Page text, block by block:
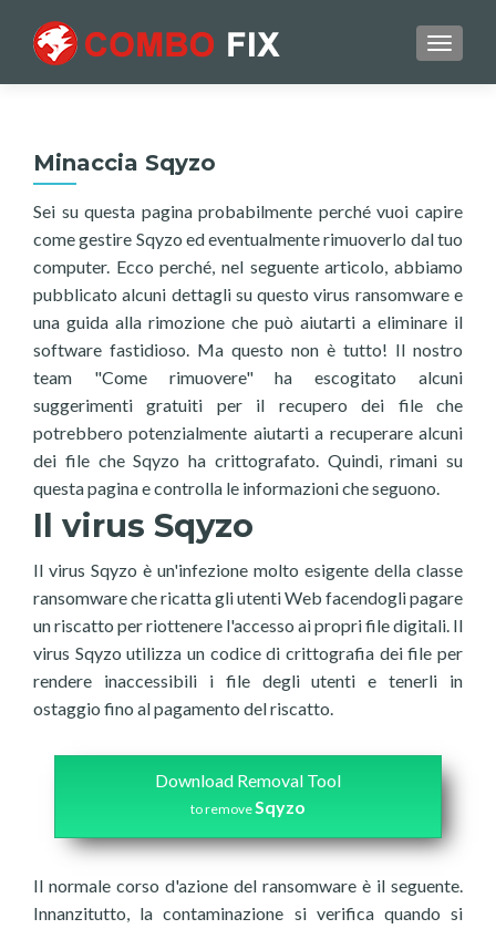
Minaccia Sqyzo
Sei su questa pagina probabilmente perché vuoi capire
come gestire Sqyzo ed eventualmente rimuoverlo dal tuo
computer. Ecco perché, nel seguente articolo, abbiamo
pubblicato alcuni dettagli su questo virus ransomware e
una guida alla rimozione che può aiutarti a eliminare il
software fastidioso. Ma questo non è tutto! Il nostro
team "Come rimuovere" ha escogitato alcuni
suggerimenti gratuiti per il recupero dei file che
potrebbero potenzialmente aiutarti a recuperare alcuni
dei file che Sqyzo ha crittografato. Quindi, rimani su
questa pagina e controlla le informazioni che seguono.
Il virus Sqyzo
Il virus Sqyzo è un'infezione molto esigente della classe
ransomware che ricatta gli utenti Web facendogli pagare
un riscatto per riottenere l'accesso ai propri file digitali. Il
virus Sqyzo utilizza un codice di crittografia dei file per
rendere inaccessibili i file degli utenti e tenerli in
ostaggio fino al pagamento del riscatto.
Download Removal Tool
to removeSqyzo
Il normale corso d'azione del ransomware è il seguente.
Innanzitutto, la contaminazione si verifica quando si